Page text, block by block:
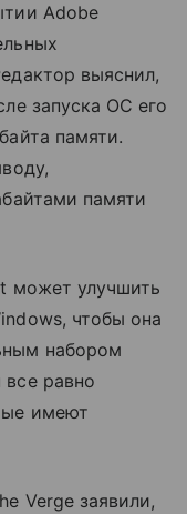
Adobe
выяснил,
запуска ОС его
памяти.
памяти
может улучшить
чтобы она
набором
равно
имеют
Verge заявили,